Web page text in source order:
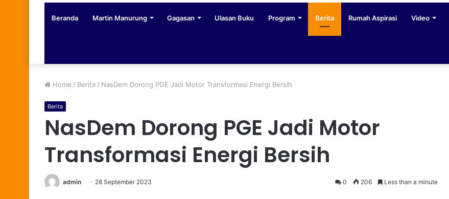
Beranda Martin Manurung Gagasan Ulasan Buku Program Berita Rumah Aspirasi Video
Home / Berita / NasDem Dorong PGE Jadi Motor Transformasi Energi Bersih
Berita
NasDem Dorong PGE Jadi Motor
Transformasi Energi Bersih
admin 28 September 2023 0 206 Less than a minute